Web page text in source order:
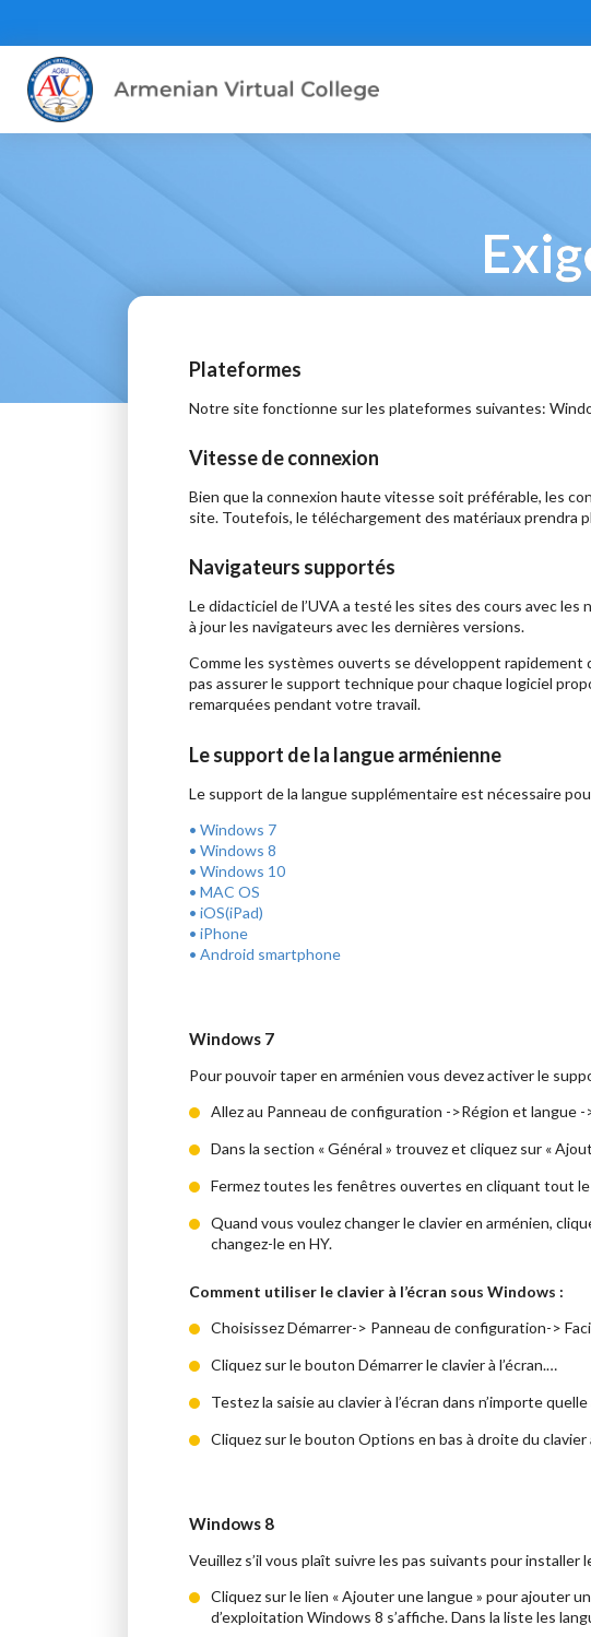
Plateformes
Notre site fonctionne sur les plateformes suivantes:
Vitesse de connexion
Bien que la connexion haute vitesse soit préférable, les
site. Toutefois, le téléchargement des matériaux prendra
Navigateurs supportés
Le didacticiel de l’UVA a testé les sites des cours avec
à jour les navigateurs avec les dernières versions.
Comme les systèmes ouverts se développent rapidement
pas assurer le support technique pour chaque logiciel
remarquées pendant votre travail.
Le support de la langue arménienne
Le support de la langue supplémentaire est nécessaire
• Windows 7
• Windows 8
• Windows 10
• MAC OS
• iOS(iPad)
• iPhone
• Android smartphone
Windows 7
Pour pouvoir taper en arménien vous devez activer le
Allez au Panneau de configuration ->Région et langue
Dans la section « Général » trouvez et cliquez sur «
Fermez toutes les fenêtres ouvertes en cliquant tout le
Quand vous voulez changer le clavier en arménien,
changez-le en HY.
Comment utiliser le clavier à l’écran sous Windows :
Choisissez Démarrer-> Panneau de configuration->
Cliquez sur le bouton Démarrer le clavier à l’écran.…
Testez la saisie au clavier à l’écran dans n’importe
Cliquez sur le bouton Options en bas à droite du clavier
Windows 8
Veuillez s’il vous plaît suivre les pas suivants pour installer
Cliquez sur le lien « Ajouter une langue » pour ajouter
d’exploitation Windows 8 s’affiche. Dans la liste les